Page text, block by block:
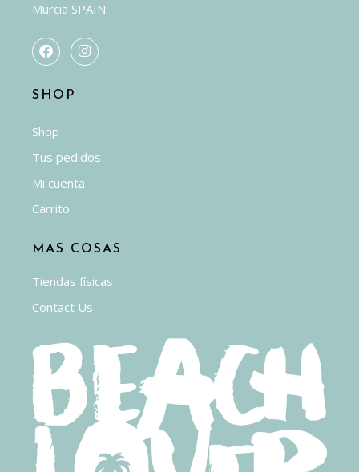
Murcia SPAIN
SHOP
Shop
Tus pedidos
Mi cuenta
Carrito
MAS COSAS
Tiendas físicas
Contact Us